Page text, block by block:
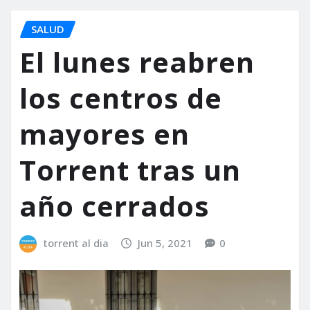
SALUD
El lunes reabren
los centros de
mayores en
Torrent tras un
año cerrados
torrent al dia Jun 5, 2021 0